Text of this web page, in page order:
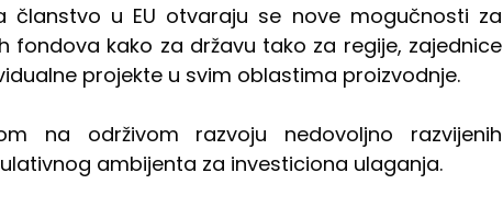
članstvo u EU otvaraju se nove mogučnosti za
fondova kako za državu tako za regije, zajednice
projekte u svim oblastima proizvodnje.
na održivom razvoju nedovoljno razvijenih
ambijenta za investiciona ulaganja.